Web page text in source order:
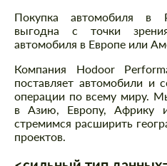
Покупка автомобиля в
выгодна с точки
автомобиля в Европе или
Компания Hodoor
поставляет автомобили и
операции по всему миру.
в Азию, Европу, Африку
стремимся расширить
проектов.